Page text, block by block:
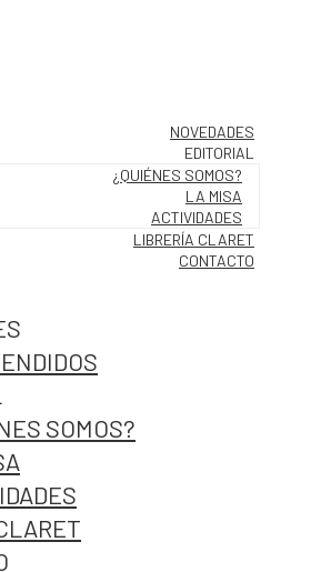
NOVEDADES
EDITORIAL
¿QUIÉNES SOMOS?
LA MISA
ACTIVIDADES
LIBRERÍA CLARET
CONTACTO
SOMOS?